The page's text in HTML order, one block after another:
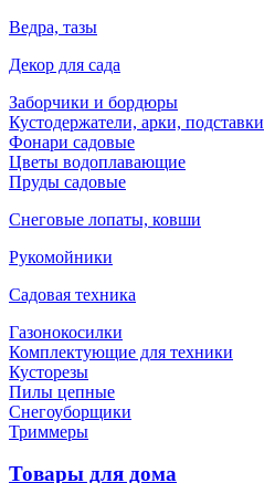
Ведра, тазы
Декор для сада
Заборчики и бордюры
Кустодержатели, арки, подставки
Фонари садовые
Цветы водоплавающие
Пруды садовые
Снеговые лопаты, ковши
Рукомойники
Садовая техника
Газонокосилки
Комплектующие для техники
Кусторезы
Пилы цепные
Снегоуборщики
Триммеры
Товары для дома